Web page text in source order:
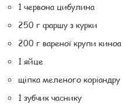
1 червона цибулина
250 г фаршу з курки
200 г вареної крупи киноа
1 яйце
щіпка меленого коріандру
1 зубчик часнику